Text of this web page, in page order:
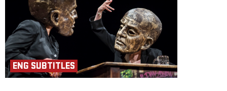
ENG SUBTITLES